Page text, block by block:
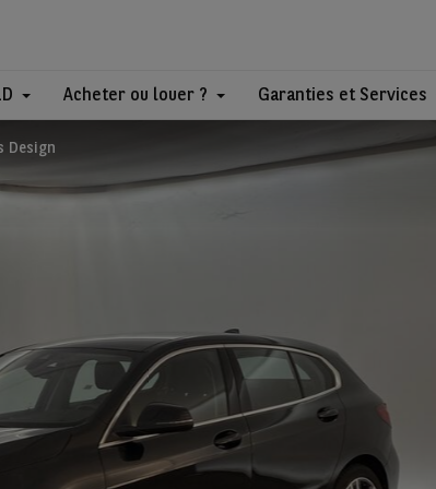
Acheter ou louer ? Garanties et Services
Design